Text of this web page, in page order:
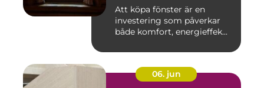
Att köpa fönster är en
investering som påverkar
både komfort, energieffek...
06. jun